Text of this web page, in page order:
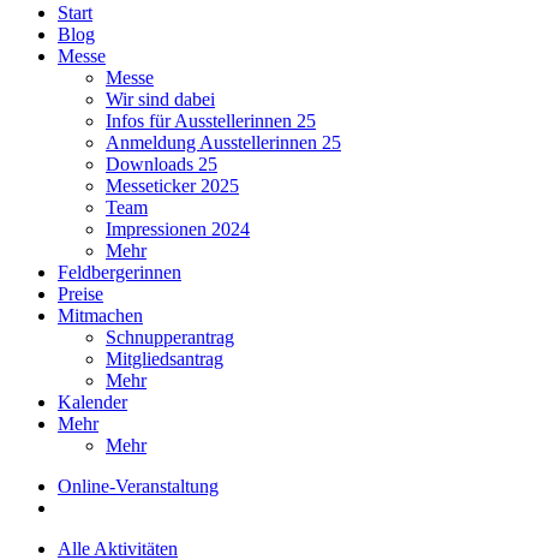
Start
Blog
Messe
Messe
Wir sind dabei
Infos für Ausstellerinnen 25
Anmeldung Ausstellerinnen 25
Downloads 25
Messeticker 2025
Team
Impressionen 2024
Mehr
Feldbergerinnen
Preise
Mitmachen
Schnupperantrag
Mitgliedsantrag
Mehr
Kalender
Mehr
Mehr
Online-Veranstaltung
Alle Aktivitäten